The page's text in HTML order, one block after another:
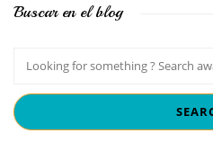
Buscar en el blog